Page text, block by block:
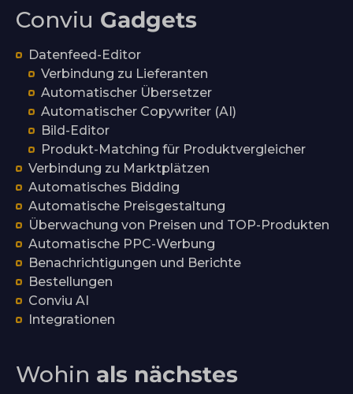
Conviu Gadgets
Datenfeed-Editor
Verbindung zu Lieferanten
Automatischer Übersetzer
Automatischer Copywriter (AI)
Bild-Editor
Produkt-Matching für Produktvergleicher
Verbindung zu Marktplätzen
Automatisches Bidding
Automatische Preisgestaltung
Überwachung von Preisen und TOP-Produkten
Automatische PPC-Werbung
Benachrichtigungen und Berichte
Bestellungen
Conviu AI
Integrationen
Wohin als nächstes